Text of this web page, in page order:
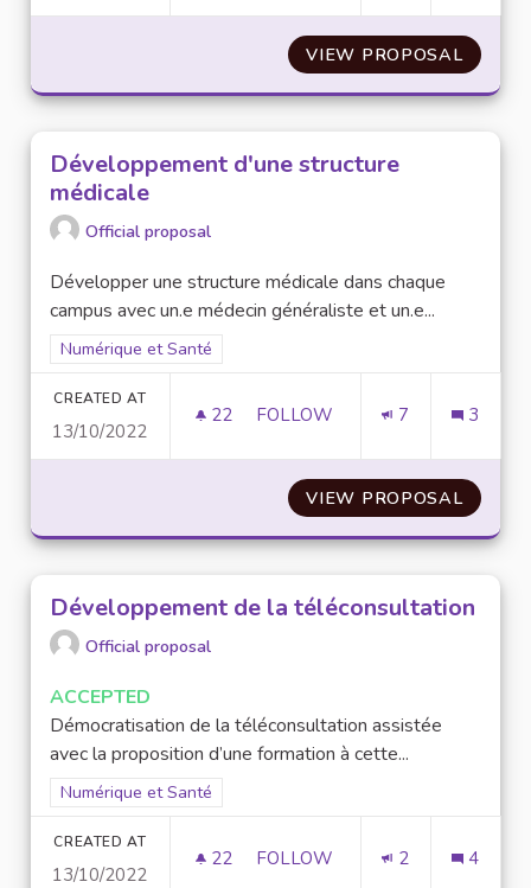
VIEW PROPOSAL
Développement d'une structure
médicale
Official proposal
Développer une structure médicale dans chaque
campus avec un.e médecin généraliste et un.e...
Filter results for scope: Numérique et Santé
Numérique et Santé
CREATED AT
13/10/2022
22 22 FOLLOWERS
FOLLOW 7 3
VIEW PROPOSAL
Développement de la téléconsultation
Official proposal
ACCEPTED
Démocratisation de la téléconsultation assistée
avec la proposition d’une formation à cette...
Filter results for scope: Numérique et Santé
Numérique et Santé
CREATED AT
13/10/2022
22 22 FOLLOWERS
FOLLOW 2 4